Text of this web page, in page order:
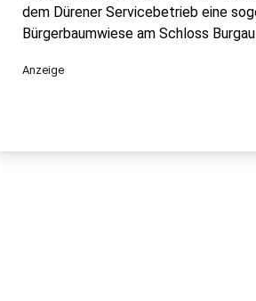
dem Dürener Servicebetrieb eine
Bürgerbaumwiese am Schloss
Anzeige